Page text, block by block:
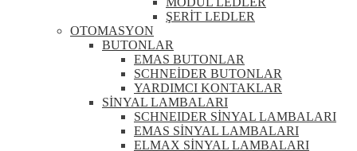
ŞERİT LEDLER
OTOMASYON
BUTONLAR
EMAS BUTONLAR
SCHNEİDER BUTONLAR
YARDIMCI KONTAKLAR
SİNYAL LAMBALARI
SCHNEIDER SİNYAL LAMBALARI
EMAS SİNYAL LAMBALARI
ELMAX SİNYAL LAMBALARI